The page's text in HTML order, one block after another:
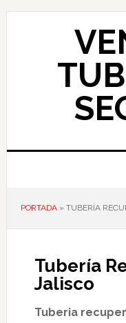
Skip
Skip
Skip
PORTADA» TUBERÍA
Tubería
Jalisco
Tuberia